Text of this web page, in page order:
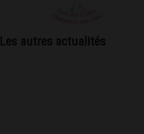
Les autres actualités